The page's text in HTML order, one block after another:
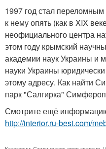
1997 год стал
к нему опять (как в XIX
неофициального центра
этом году крымский
академии наук Украины и
науки Украины
этому адресу. Как найти
парк "Салгирка"
Смотрите ещё
http://interior.ru-best.com/